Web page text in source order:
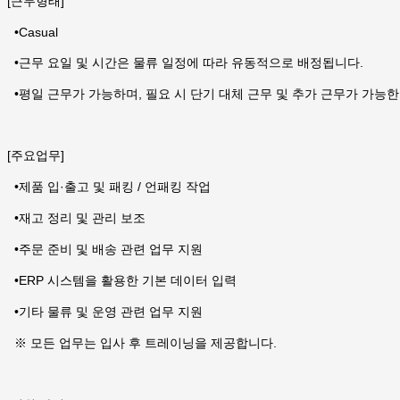
•Casual
•근무 요일 및 시간은 물류 일정에 따라 유동적으로 배정됩니다.
•평일 근무가 가능하며, 필요 시 단기 대체 근무 및 추가 근무가 가능
[주요업무]
•제품 입·출고 및 패킹 / 언패킹 작업
•재고 정리 및 관리 보조
•주문 준비 및 배송 관련 업무 지원
•ERP 시스템을 활용한 기본 데이터 입력
•기타 물류 및 운영 관련 업무 지원
※ 모든 업무는 입사 후 트레이닝을 제공합니다.